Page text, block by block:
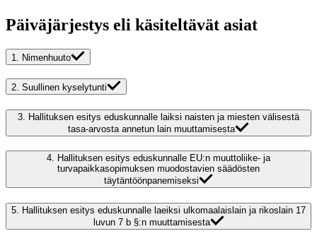
Päiväjärjestys eli käsiteltävät asiat
1. Nimenhuuto
2. Suullinen kyselytunti
3. Hallituksen esitys eduskunnalle laiksi naisten ja miesten välisestä
tasa-arvosta annetun lain muuttamisesta
4. Hallituksen esitys eduskunnalle EU:n muuttoliike- ja
turvapaikkasopimuksen muodostavien säädösten
täytäntöönpanemiseksi
5. Hallituksen esitys eduskunnalle laeiksi ulkomaalaislain ja rikoslain 17
luvun 7 b §:n muuttamisesta